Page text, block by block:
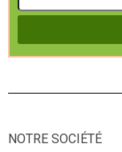
NOTRE SOCIÉTÉ